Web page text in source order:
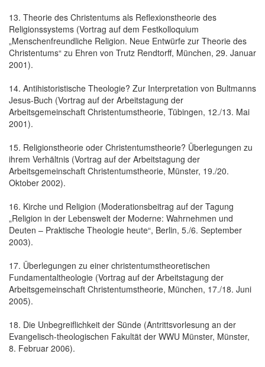
13. Theorie des Christentums als Reflexionstheorie des
Religionssystems (Vortrag auf dem Festkolloquium
„Menschenfreundliche Religion. Neue Entwürfe zur Theorie des
Christentums“ zu Ehren von Trutz Rendtorff, München, 29. Januar
2001).
14. Antihistoristische Theologie? Zur Interpretation von Bultmanns
Jesus-Buch (Vortrag auf der Arbeitstagung der
Arbeitsgemeinschaft Christentumstheorie, Tübingen, 12./13. Mai
2001).
15. Religionstheorie oder Christentumstheorie? Überlegungen zu
ihrem Verhältnis (Vortrag auf der Arbeitstagung der
Arbeitsgemeinschaft Christentumstheorie, Münster, 19./20.
Oktober 2002).
16. Kirche und Religion (Moderationsbeitrag auf der Tagung
„Religion in der Lebenswelt der Moderne: Wahrnehmen und
Deuten – Praktische Theologie heute“, Berlin, 5./6. September
2003).
17. Überlegungen zu einer christentumstheoretischen
Fundamentaltheologie (Vortrag auf der Arbeitstagung der
Arbeitsgemeinschaft Christentumstheorie, München, 17./18. Juni
2005).
18. Die Unbegreiflichkeit der Sünde (Antrittsvorlesung an der
Evangelisch-theologischen Fakultät der WWU Münster, Münster,
8. Februar 2006).